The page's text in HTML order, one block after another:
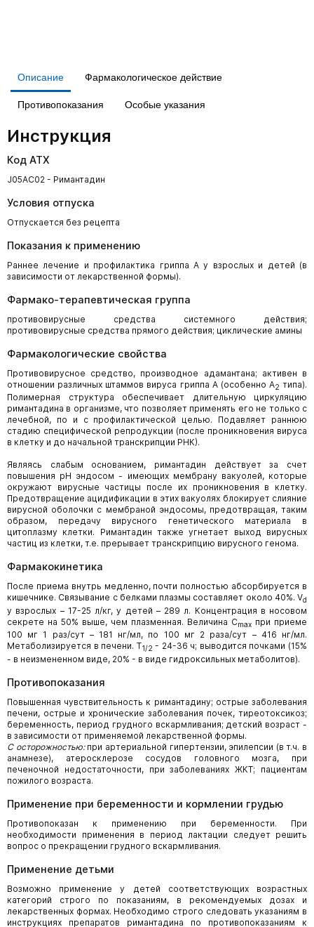
Описание Фармакологическое действие
Противопоказания Особые указания
Инструкция
Код АТХ
J05AC02 - Римантадин
Условия отпуска
Отпускается без рецепта
Показания к применению
Раннее лечение и профилактика гриппа А у взрослых и детей (в
зависимости от лекарственной формы).
Фармако-терапевтическая группа
противовирусные средства системного действия;
противовирусные средства прямого действия; циклические амины
Фармакологические свойства
Противовирусное средство, производное адамантана; активен в
отношении различных штаммов вируса гриппа А (особенно А2 типа).
Полимерная структура обеспечивает длительную циркуляцию
римантадина в организме, что позволяет применять его не только с
лечебной, по и с профилактической целью. Подавляет раннюю
стадию специфической репродукции (после проникновения вируса
в клетку и до начальной транскрипции РНК).
Являясь слабым основанием, римантадин действует за счет
повышения pH эндосом - имеющих мембрану вакуолей, которые
окружают вирусные частицы после их проникновения в клетку.
Предотвращение ацидификации в этих вакуолях блокирует слияние
вирусной оболочки с мембраной эндосомы, предотвращая, таким
образом, передачу вирусного генетического материала в
цитоплазму клетки. Римантадин также угнетает выход вирусных
частиц из клетки, т.е. прерывает транскрипцию вирусного генома.
Фармакокинетика
После приема внутрь медленно, почти полностью абсорбируется в
кишечнике. Связывание с белками плазмы составляет около 40%. Vd
у взрослых – 17-25 л/кг, у детей – 289 л. Концентрация в носовом
секрете на 50% выше, чем плазменная. Величина Cmax при приеме
100 мг 1 раз/сут – 181 нг/мл, по 100 мг 2 раза/сут – 416 нг/мл.
Метаболизируется в печени. T1/2 - 24-36 ч; выводится почками (15%
- в неизмененном виде, 20% - в виде гидроксильных метаболитов).
Противопоказания
Повышенная чувствительность к римантадину; острые заболевания
печени, острые и хронические заболевания почек, тиреотоксикоз;
беременность, период грудного вскармливания; детский возраст -
в зависимости от применяемой лекарственной формы.
С осторожностью:при артериальной гипертензии, эпилепсии (в т.ч. в
анамнезе), атеросклерозе сосудов головного мозга, при
печеночной недостаточности, при заболеваниях ЖКТ; пациентам
пожилого возраста.
Применение при беременности и кормлении грудью
Противопоказан к применению при беременности. При
необходимости применения в период лактации следует решить
вопрос о прекращении грудного вскармливания.
Применение детьми
Возможно применение у детей соответствующих возрастных
категорий строго по показаниям, в рекомендуемых дозах и
лекарственных формах. Необходимо строго следовать указаниям в
инструкциях препаратов римантадина по противопоказаниям к